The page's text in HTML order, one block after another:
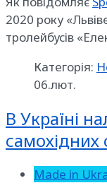
2020 року
тролейбусів
Категорія:
06.лют.
В Україні
самохідних
Made in